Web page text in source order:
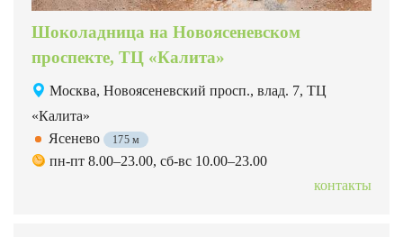
Шоколадница на Новоясеневском
проспекте, ТЦ «Калита»
Москва, Новоясеневский просп., влад. 7, ТЦ
«Калита»
Ясенево
175 м
пн-пт 8.00–23.00, сб-вс 10.00–23.00
контакты